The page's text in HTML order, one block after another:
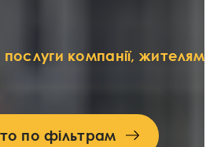
компанії, жителям
по фільтрам